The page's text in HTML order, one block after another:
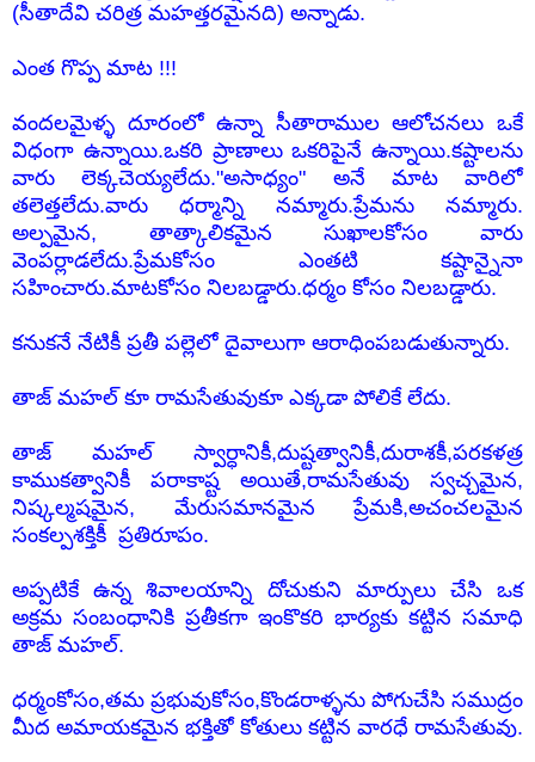
(సీతాదేవి చరిత్ర మహత్తరమైనది) అన్నాడు.
ఎంత గొప్ప మాట !!!
వందలమైళ్ళ దూరంలో ఉన్నా సీతారాముల ఆలోచనలు ఒకే
విధంగా ఉన్నాయి.ఒకరి ప్రాణాలు ఒకరిపైనే ఉన్నాయి.కష్టాలను
వారు లెక్కచెయ్యలేదు."అసాధ్యం" అనే మాట వారిలో
తలెత్తలేదు.వారు ధర్మాన్ని నమ్మారు.ప్రేమను నమ్మారు.
అల్పమైన, తాత్కాలికమైన సుఖాలకోసం వారు
వెంపర్లాడలేదు.ప్రేమకోసం ఎంతటి కష్టాన్నైనా
సహించారు.మాటకోసం నిలబడ్డారు.ధర్మం కోసం నిలబడ్డారు.
కనుకనే నేటికీ ప్రతీ పల్లెలో దైవాలుగా ఆరాధింపబడుతున్నారు.
తాజ్ మహల్ కూ రామసేతువుకూ ఎక్కడా పోలికే లేదు.
తాజ్ మహల్ స్వార్ధానికీ,దుష్టత్వానికీ,దురాశకీ,పరకళత్ర
కాముకత్వానికీ పరాకాష్ట అయితే,రామసేతువు స్వచ్చమైన,
నిష్కల్మషమైన, మేరుసమానమైన ప్రేమకి,అచంచలమైన
సంకల్పశక్తికీ ప్రతిరూపం.
అప్పటికే ఉన్న శివాలయాన్ని దోచుకుని మార్పులు చేసి ఒక
అక్రమ సంబంధానికి ప్రతీకగా ఇంకొకరి భార్యకు కట్టిన సమాధి
తాజ్ మహల్.
ధర్మంకోసం,తమ ప్రభువుకోసం,కొండరాళ్ళను పోగుచేసి సముద్రం
మీద అమాయకమైన భక్తితో కోతులు కట్టిన వారధే రామసేతువు.